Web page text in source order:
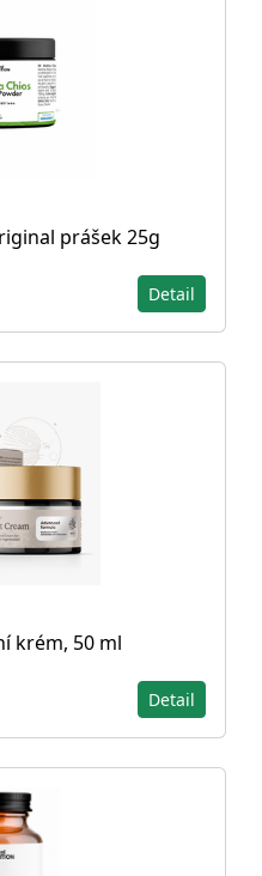
prášek 25g
Detail
krém, 50 ml
Detail